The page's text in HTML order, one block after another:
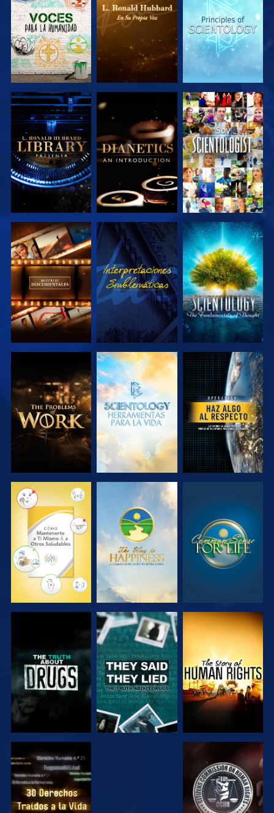
SERIES
SERIES
SERIES
EXPLORA LAS
SERIES
EXPLORA LAS
SERIES
VE
EXPLORA LAS
SERIES
VE
EXPLORA LAS
SERIES
EXPLORA LAS
SERIES
EXPLORA LAS
SERIES
VE
VE VE VE
VE VE
VE VE